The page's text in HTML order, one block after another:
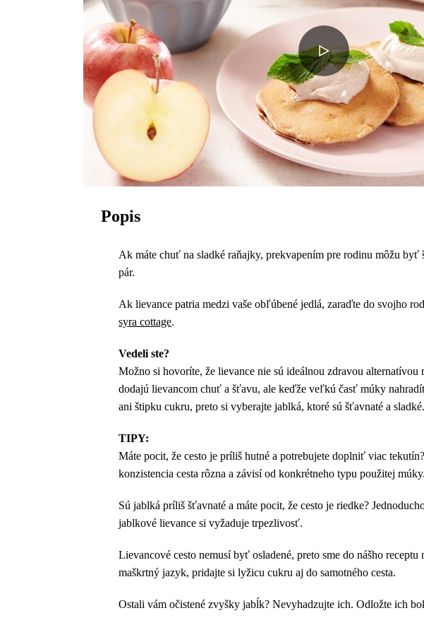
Popis
Ak máte chuť na sladké raňajky, prekvapením pre rodinu môžu
pár.
Ak lievance patria medzi vaše obľúbené jedlá, zaraďte do svojho
syra cottage.
Vedeli ste?
Možno si hovoríte, že lievance nie sú ideálnou zdravou
dodajú lievancom chuť a šťavu, ale keďže veľkú časť múky
ani štipku cukru, preto si vyberajte jablká, ktoré sú šťavnaté a
TIPY:
Máte pocit, že cesto je príliš hutné a potrebujete doplniť viac
konzistencia cesta rôzna a závisí od konkrétneho typu použitej
Sú jablká príliš šťavnaté a máte pocit, že cesto je riedke?
jablkové lievance si vyžaduje trpezlivosť.
Lievancové cesto nemusí byť osladené, preto sme do nášho
maškrtný jazyk, pridajte si lyžicu cukru aj do samotného cesta.
Ostali vám očistené zvyšky jabĺk? Nevyhadzujte ich. Odložte ich